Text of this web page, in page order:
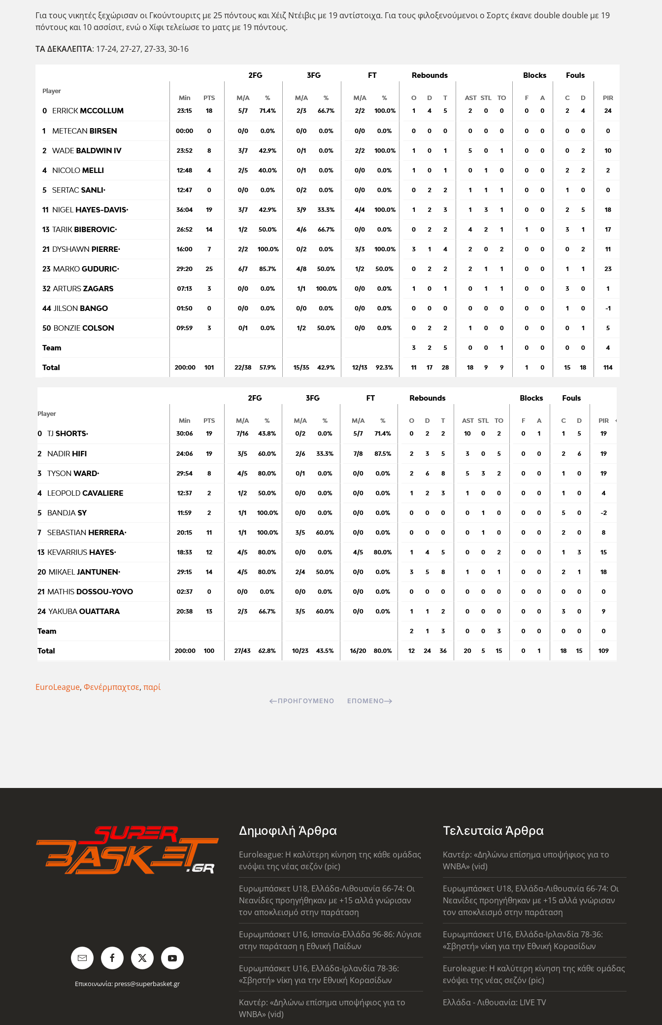
Για τους νικητές ξεχώρισαν οι Γκούντουριτς με 25 πόντους και Χέιζ Ντέιβις με 19 αντίστοιχα. Για τους φιλοξενούμενοι ο Σορτς έκανε double double με 19
πόντους και 10 ασσίσιτ, ενώ ο Χίφι τελείωσε το ματς με 19 πόντους.
ΤΑ ΔΕΚΑΛΕΠΤΑ: 17-24, 27-27, 27-33, 30-16
EuroLeague, Φενέρμπαχτσε, παρί
ΠΡΟΗΓΟΎΜΕΝΟ ΕΠΌΜΕΝΟ
Επικοινωνία: press@superbasket.gr
Δημοφιλή Άρθρα
Euroleague: Η καλύτερη κίνηση της κάθε ομάδας
ενόψει της νέας σεζόν (pic)
Ευρωμπάσκετ U18, Ελλάδα-Λιθουανία 66-74: Οι
Νεανίδες προηγήθηκαν με +15 αλλά γνώρισαν
τον αποκλεισμό στην παράταση
Ευρωμπάσκετ U16, Ισπανία-Ελλάδα 96-86: Λύγισε
στην παράταση η Εθνική Παίδων
Ευρωμπάσκετ U16, Ελλάδα-Ιρλανδία 78-36:
«Σβηστή» νίκη για την Εθνική Κορασίδων
Καντέρ: «Δηλώνω επίσημα υποψήφιος για το
WNBA» (vid)
Τελευταία Άρθρα
Καντέρ: «Δηλώνω επίσημα υποψήφιος για το
WNBA» (vid)
Ευρωμπάσκετ U18, Ελλάδα-Λιθουανία 66-74: Οι
Νεανίδες προηγήθηκαν με +15 αλλά γνώρισαν
τον αποκλεισμό στην παράταση
Ευρωμπάσκετ U16, Ελλάδα-Ιρλανδία 78-36:
«Σβηστή» νίκη για την Εθνική Κορασίδων
Euroleague: Η καλύτερη κίνηση της κάθε ομάδας
ενόψει της νέας σεζόν (pic)
Ελλάδα - Λιθουανία: LIVE TV